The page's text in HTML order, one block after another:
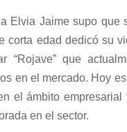
Elvia Jaime supo que
corta edad dedicó su
“Rojave” que
en el mercado. Hoy
el ámbito empresarial
en el sector.